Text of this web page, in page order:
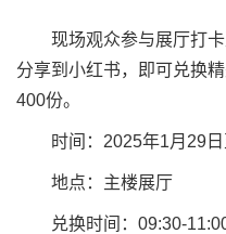
现场观众参与展厅打卡
分享到小红书，即可兑换
400份。
时间：2025年1月29日
地点：主楼展厅
兑换时间：09:30-